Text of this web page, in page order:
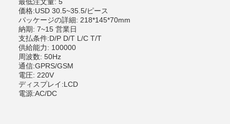
価格:USD 30.5~35.5/ピース
パッケージの詳細: 218*145*70mm
納期: 7~15 営業日
支払条件:D/P D/T L/C T/T
供給能力: 100000
周波数: 50Hz
通信:GPRS/GSM
電圧: 220V
ディスプレイ:LCD
電源:AC/DC